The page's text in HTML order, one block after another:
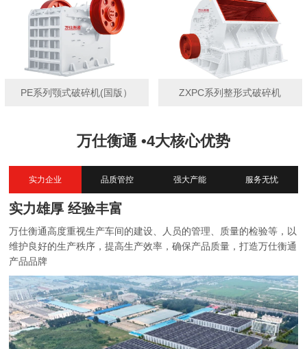
PE系列颚式破碎机(国版） ZXPC系列整形式破碎机
万仕衡通 •4大核心优势
实力企业 品质管控 强大产能 服务无忧
实力雄厚 经验丰富
万仕衡通高度重视生产车间的建设、人员的管理、质量的检验等，以
维护良好的生产秩序，提高生产效率，确保产品质量，打造万仕衡通
产品品牌